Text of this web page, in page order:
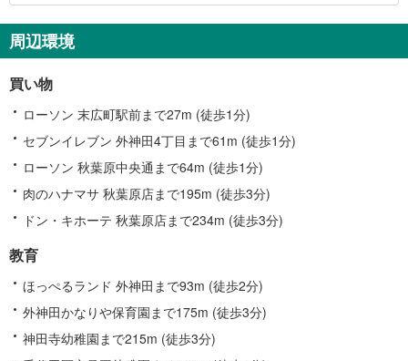
周辺環境
買い物
ローソン 末広町駅前まで27m (徒歩1分)
セブンイレブン 外神田4丁目まで61m (徒歩1分)
ローソン 秋葉原中央通まで64m (徒歩1分)
肉のハナマサ 秋葉原店まで195m (徒歩3分)
ドン・キホーテ 秋葉原店まで234m (徒歩3分)
教育
ほっぺるランド 外神田まで93m (徒歩2分)
外神田かなりや保育園まで175m (徒歩3分)
神田寺幼稚園まで215m (徒歩3分)